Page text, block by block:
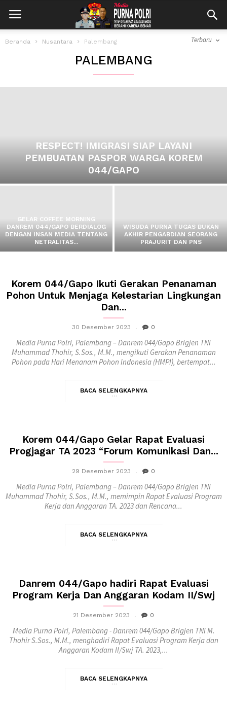
Beranda Nusantara Palembang Terbaru
PALEMBANG
WARGA KOREM 044/GAPO MENGIKUTI
OLAHRAGA BERSAMA.“AWALI AKTIFITAS
DENGAN BUGAR DAN CERIA
RESPECT! IMIGRASI SIAP LAYANI
PEMBUATAN PASPOR WARGA KOREM
044/GAPO
GELAR COFFEE MORNING
DANREM 044/GAPO BERDIALOG
DENGAN INSAN MEDIA TENTANG
NETRALITAS...
WISUDA PURNA TUGAS BUKAN
AKHIR PENGABDIAN SEORANG
PRAJURIT DAN PNS
Korem 044/Gapo Ikuti Gerakan Penanaman
Pohon Untuk Menjaga Kelestarian Lingkungan
Dan...
30 Desember 2023 0
Media Purna Polri, Palembang – Danrem 044/Gapo Brigjen TNI
Muhammad Thohir, S.Sos., M.M., mengikuti Gerakan Penanaman
Pohon pada Hari Menanam Pohon Indonesia (HMPI), bertempat...
BACA SELENGKAPNYA
Korem 044/Gapo Gelar Rapat Evaluasi
Progjagar TA 2023 “Forum Komunikasi Dan...
29 Desember 2023 0
Media Purna Polri, Palembang – Danrem 044/Gapo Brigjen TNI
Muhammad Thohir, S.Sos., M.M., memimpin Rapat Evaluasi Program
Kerja dan Anggaran TA. 2023 dan Rencana...
BACA SELENGKAPNYA
Danrem 044/Gapo hadiri Rapat Evaluasi
Program Kerja Dan Anggaran Kodam II/Swj
21 Desember 2023 0
Media Purna Polri, Palembang - Danrem 044/Gapo Brigjen TNI M.
Thohir S.Sos., M.M., menghadiri Rapat Evaluasi Program Kerja dan
Anggaran Kodam II/Swj TA. 2023,...
BACA SELENGKAPNYA